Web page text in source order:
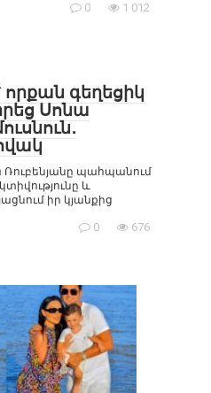
0 1 012
որքան գեղեցիկ
Սոնա
Ռուբենյանը պահպանում
և
իր կյանքից
0 676